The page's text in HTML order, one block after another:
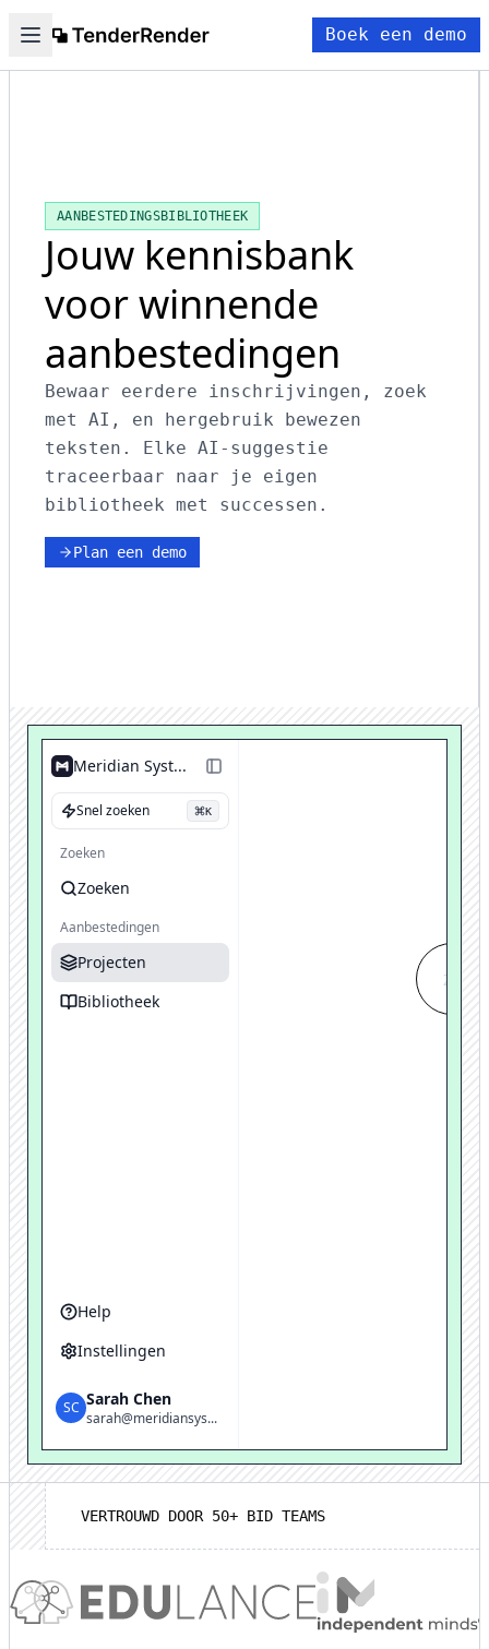
Boek een demo
AANBESTEDINGSBIBLIOTHEEK
Jouw kennisbank
voor winnende
aanbestedingen
Bewaar eerdere inschrijvingen, zoek
met AI, en hergebruik bewezen
teksten. Elke AI-suggestie
traceerbaar naar je eigen
bibliotheek met successen.
Plan een demo
Meridian Syst...
Snel zoeken K
Zoeken
Zoeken
Aanbestedingen
Projecten
Bibliotheek
Help
Instellingen
SC Sarah Chen
sarah@meridiansys...
Zoek
VERTROUWD DOOR 50+ BID TEAMS